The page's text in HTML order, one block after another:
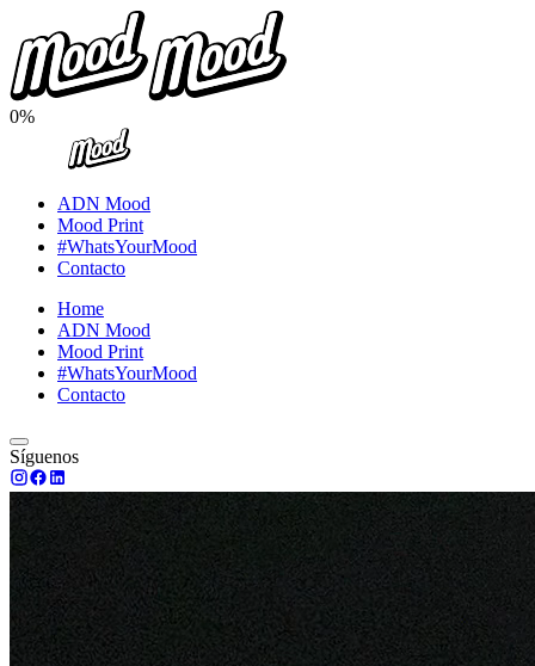
0%
ADN Mood
Mood Print
#WhatsYourMood
Contacto
Home
ADN Mood
Mood Print
#WhatsYourMood
Contacto
Síguenos